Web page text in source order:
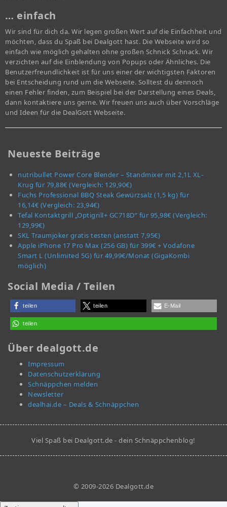
… einfach
Wir sind für dich da. Wir legen großen Wert auf die Einfachheit und
möchten, dass du Spaß bei Dealgott hast. Die Webseite wird so
einfach wie möglich gehalten ohne großen Schnick Schnack. Wir
verzichten auf die Einblendung von Popups oder Ähnliches. Die
Benutzerfreundlichkeit ist für uns einer der wichtigsten Faktoren
bei Entscheidung rund um die Webseite. Solltest du dennoch
einen Fehler finden, zum Beispiel bei der Darstellung eines Deals,
dann kontaktiere uns gerne. Wir freuen uns auch über Vorschläge
und Ideen für die DealGott Webseite.
Neueste Beiträge
nutribullet Power Core Blender – Standmixer mit 2,1L XL-
Krug für 79,88€ (Vergleich: 129,90€)
Fuchs Professional BBQ Steak Gewürzsalz (1,5 kg) für
16,14€ (Vergleich: 23,94€)
Tefal Kontaktgrill „Optigrill+ GC718D“ für 95,98€ (Vergleich:
129,99€)
SKL Traumjoker gratis testen (anstatt 7,95€)
Apple iPhone 17 Pro Max (256 GB) für 399€ + Vodafone
Smart L (Unlimited 5G) für 49,99€/Monat (GigaKombi
möglich)
Social Media / Teilen
teilen teilen E-Mail
teilen
Über dealgott.de
Impressum
Datenschutzerklärung
Schnäppchen melden
Newsletter
dealhai.de – Deals & Schnäppchen
Viel Spaß bei Dealgott.de - dein Schnäppchenblog!
© 2009-2026 Dealgott.de